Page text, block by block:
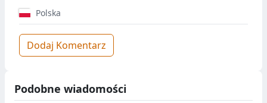
Polska
Dodaj Komentarz
Podobne wiadomości